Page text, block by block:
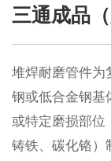
三通成品
堆焊耐磨管件为
钢或低合金钢基
或特定磨损部位
铸铁、碳化铬）